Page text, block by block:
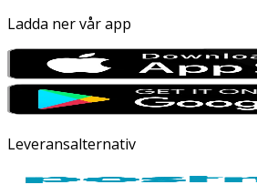
Ladda ner vår app
Leveransalternativ